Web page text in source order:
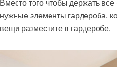
Вместо того чтобы держать все
нужные элементы гардероба,
вещи разместите в гардеробе.